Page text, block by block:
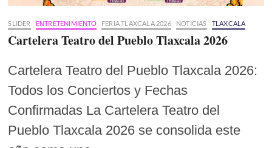
SLIDER ENTRETENIMIENTO FERIA TLAXCALA 2026 NOTICIAS TLAXCALA
Cartelera Teatro del Pueblo Tlaxcala 2026
Cartelera Teatro del Pueblo Tlaxcala 2026:
Todos los Conciertos y Fechas
Confirmadas La Cartelera Teatro del
Pueblo Tlaxcala 2026 se consolida este